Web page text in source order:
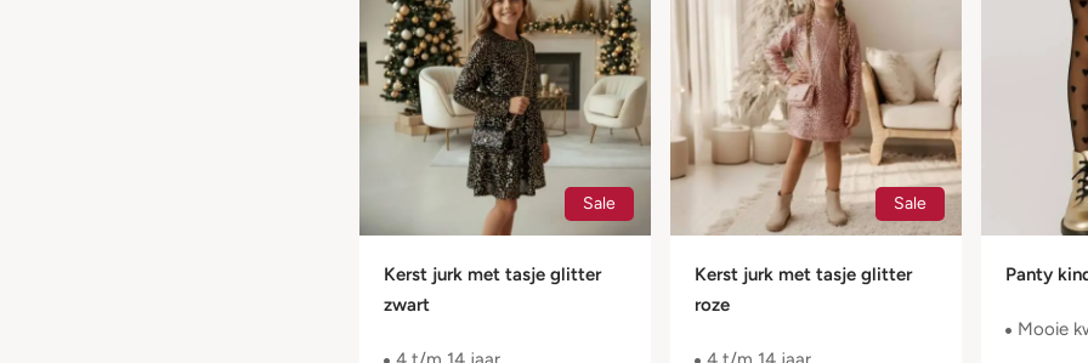
Sale
Kerst jurk met tasje glitter
zwart
Sale
Kerst jurk met tasje glitter
roze
Panty
Mooie